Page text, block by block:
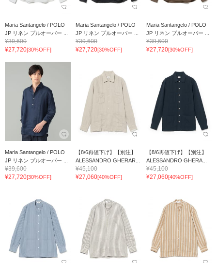
Maria Santangelo / POLO
JP リネン プルオーバー ...
¥39,600
¥27,720[30%OFF]
Maria Santangelo / POLO
JP リネン プルオーバー ...
¥39,600
¥27,720[30%OFF]
Maria Santangelo / POLO
JP リネン プルオーバー ...
¥39,600
¥27,720[30%OFF]
Maria Santangelo / POLO
JP リネン プルオーバー ...
¥39,600
¥27,720[30%OFF]
【8/6再値下げ】【別注】
ALESSANDRO GHERAR...
¥45,100
¥27,060[40%OFF]
【8/6再値下げ】【別注】
ALESSANDRO GHERA...
¥45,100
¥27,060[40%OFF]